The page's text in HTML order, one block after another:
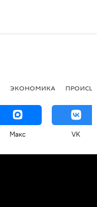
ЭКОНОМИКА
Макс VK